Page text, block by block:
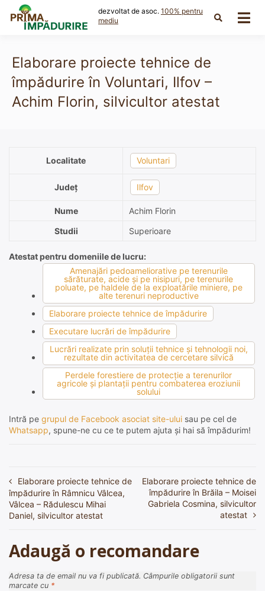
content
dezvoltat de asoc. 100% pentru
mediu
Elaborare proiecte tehnice de
împădurire în Voluntari, Ilfov –
Achim Florin, silvicultor atestat
Localitate Voluntari
Județ Ilfov
Nume
Achim Florin
Studii
Superioare
Atestat pentru domeniile de lucru:
Amenajări pedoameliorative pe terenurile
sărăturate, acide şi pe nisipuri, pe terenurile
poluate, pe haldele de la exploatările miniere, pe
alte terenuri neproductive
Elaborare proiecte tehnice de împădurire
Executare lucrări de împădurire
Lucrări realizate prin soluţii tehnice şi tehnologii noi,
rezultate din activitatea de cercetare silvică
Perdele forestiere de protecţie a terenurilor
agricole şi plantaţii pentru combaterea eroziunii
solului
Intră pe grupul de Facebook asociat site-ului sau pe cel de
Whatsapp, spune-ne cu ce te putem ajuta și hai să împădurim!
Navigare
în
articole
Elaborare proiecte tehnice de
împădurire în Râmnicu Vâlcea,
Vâlcea – Rădulescu Mihai
Daniel, silvicultor atestat
Elaborare proiecte tehnice de
împădurire în Brăila – Moisei
Gabriela Cosmina, silvicultor
atestat
Adaugă o recomandare
Adresa ta de email nu va fi publicată. Câmpurile obligatorii sunt
marcate cu *